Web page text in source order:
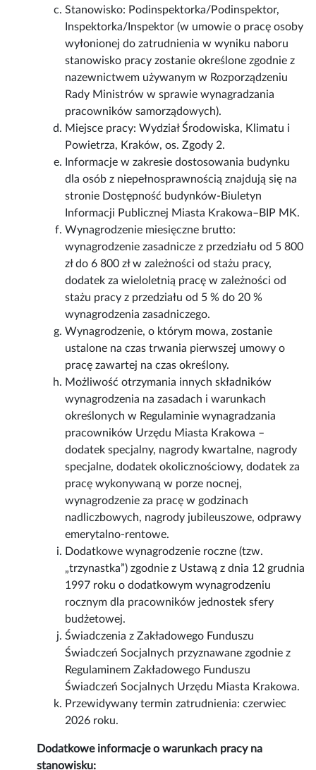
Stanowisko: Podinspektorka/Podinspektor,
Inspektorka/Inspektor (w umowie o pracę osoby
wyłonionej do zatrudnienia w wyniku naboru
stanowisko pracy zostanie określone zgodnie z
nazewnictwem używanym w Rozporządzeniu
Rady Ministrów w sprawie wynagradzania
pracowników samorządowych).
Miejsce pracy: Wydział Środowiska, Klimatu i
Powietrza, Kraków, os. Zgody 2.
Informacje w zakresie dostosowania budynku
dla osób z niepełnosprawnością znajdują się na
stronie Dostępność budynków-Biuletyn
Informacji Publicznej Miasta Krakowa–BIP MK.
Wynagrodzenie miesięczne brutto:
wynagrodzenie zasadnicze z przedziału od 5 800
zł do 6 800 zł w zależności od stażu pracy,
dodatek za wieloletnią pracę w zależności od
stażu pracy z przedziału od 5 % do 20 %
wynagrodzenia zasadniczego.
Wynagrodzenie, o którym mowa, zostanie
ustalone na czas trwania pierwszej umowy o
pracę zawartej na czas określony.
Możliwość otrzymania innych składników
wynagrodzenia na zasadach i warunkach
określonych w Regulaminie wynagradzania
pracowników Urzędu Miasta Krakowa –
dodatek specjalny, nagrody kwartalne, nagrody
specjalne, dodatek okolicznościowy, dodatek za
pracę wykonywaną w porze nocnej,
wynagrodzenie za pracę w godzinach
nadliczbowych, nagrody jubileuszowe, odprawy
emerytalno-rentowe.
Dodatkowe wynagrodzenie roczne (tzw.
„trzynastka”) zgodnie z Ustawą z dnia 12 grudnia
1997 roku o dodatkowym wynagrodzeniu
rocznym dla pracowników jednostek sfery
budżetowej.
Świadczenia z Zakładowego Funduszu
Świadczeń Socjalnych przyznawane zgodnie z
Regulaminem Zakładowego Funduszu
Świadczeń Socjalnych Urzędu Miasta Krakowa.
Przewidywany termin zatrudnienia: czerwiec
2026 roku.
Dodatkowe informacje o warunkach pracy na
stanowisku: